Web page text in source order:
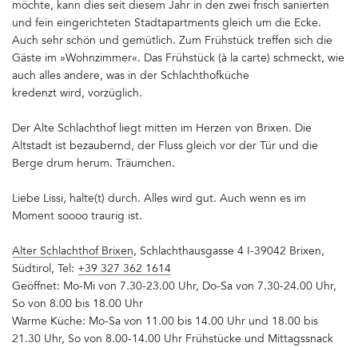
möchte, kann dies seit diesem Jahr in den zwei frisch sanierten
und fein eingerichteten Stadtapartments gleich um die Ecke.
Auch sehr schön und gemütlich. Zum Frühstück treffen sich die
Gäste im »Wohnzimmer«. Das Frühstück (à la carte) schmeckt, wie
auch alles andere, was in der Schlachthofküche
kredenzt wird, vorzüglich.
Der Alte Schlachthof liegt mitten im Herzen von Brixen. Die
Altstadt ist bezaubernd, der Fluss gleich vor der Tür und die
Berge drum herum. Träumchen.
Liebe Lissi, halte(t) durch. Alles wird gut. Auch wenn es im
Moment soooo traurig ist.
Alter Schlachthof Brixen, Schlachthausgasse 4 I-39042 Brixen,
Südtirol, Tel: +39 327 362 1614
Geöffnet: Mo-Mi von 7.30-23.00 Uhr, Do-Sa von 7.30-24.00 Uhr,
So von 8.00 bis 18.00 Uhr
Warme Küche: Mo-Sa von 11.00 bis 14.00 Uhr und 18.00 bis
21.30 Uhr, So von 8.00-14.00 Uhr Frühstücke und Mittagssnack